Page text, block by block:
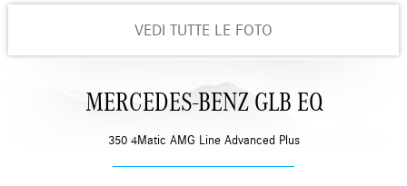
VEDI TUTTE LE FOTO
MERCEDES-BENZ GLB EQ
350 4Matic AMG Line Advanced Plus